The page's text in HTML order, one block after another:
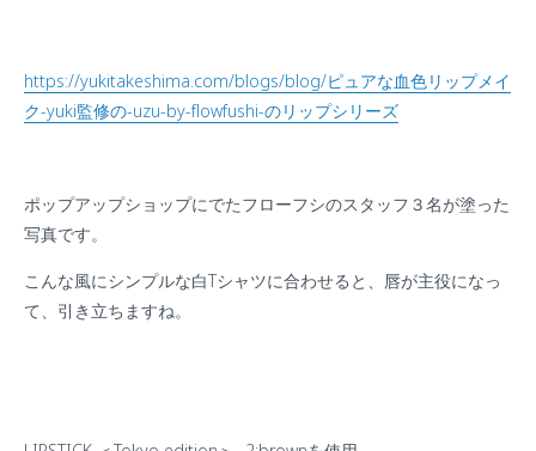
https://yukitakeshima.com/blogs/blog/ピュアな血色リップメイ
ク-yuki監修の-uzu-by-flowfushi-のリップシリーズ
ポップアップショップにでたフローフシのスタッフ３名が塗った
写真です。
こんな風にシンプルな白Tシャツに合わせると、唇が主役になっ
て、引き立ちますね。